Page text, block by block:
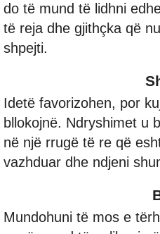
do të mund të lidhni
të reja dhe gjithçka që
shpejti.
Idetë favorizohen, por
bllokojnë. Ndryshimet u
në një rrugë të re që
vazhduar dhe ndjeni
Mundohuni të mos e